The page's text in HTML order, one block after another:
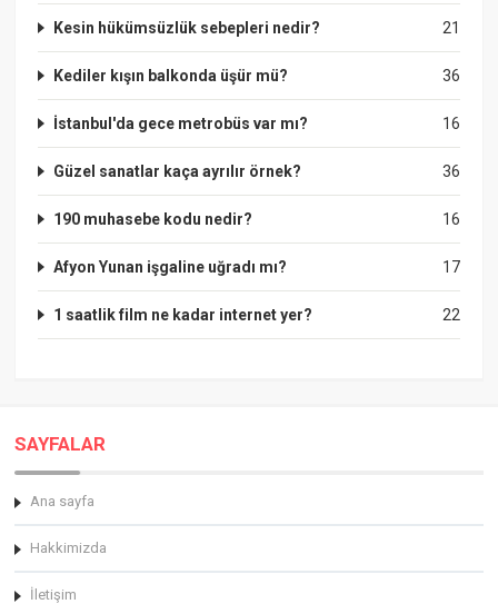
21
Kesin hükümsüzlük sebepleri nedir?
36
Kediler kışın balkonda üşür mü?
16
İstanbul'da gece metrobüs var mı?
36
Güzel sanatlar kaça ayrılır örnek?
16
190 muhasebe kodu nedir?
17
Afyon Yunan işgaline uğradı mı?
22
1 saatlik film ne kadar internet yer?
SAYFALAR
Ana sayfa
Hakkimizda
İletişim